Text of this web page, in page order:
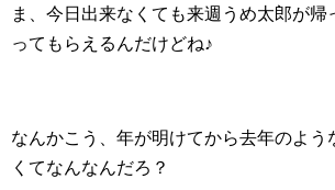
ま、今日出来なくても来週うめ太郎が帰
ってもらえるんだけどね♪
なんかこう、年が明けてから去年のよう
くてなんなんだろ？